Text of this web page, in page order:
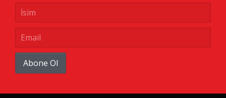
Abone Ol